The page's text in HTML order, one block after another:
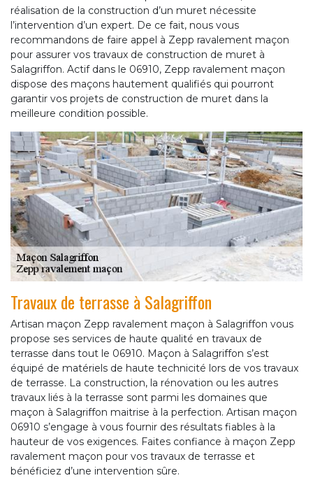
réalisation de la construction d’un muret nécessite
l’intervention d’un expert. De ce fait, nous vous
recommandons de faire appel à Zepp ravalement maçon
pour assurer vos travaux de construction de muret à
Salagriffon. Actif dans le 06910, Zepp ravalement maçon
dispose des maçons hautement qualifiés qui pourront
garantir vos projets de construction de muret dans la
meilleure condition possible.
Travaux de terrasse à Salagriffon
Artisan maçon Zepp ravalement maçon à Salagriffon vous
propose ses services de haute qualité en travaux de
terrasse dans tout le 06910. Maçon à Salagriffon s’est
équipé de matériels de haute technicité lors de vos travaux
de terrasse. La construction, la rénovation ou les autres
travaux liés à la terrasse sont parmi les domaines que
maçon à Salagriffon maitrise à la perfection. Artisan maçon
06910 s’engage à vous fournir des résultats fiables à la
hauteur de vos exigences. Faites confiance à maçon Zepp
ravalement maçon pour vos travaux de terrasse et
bénéficiez d’une intervention sûre.